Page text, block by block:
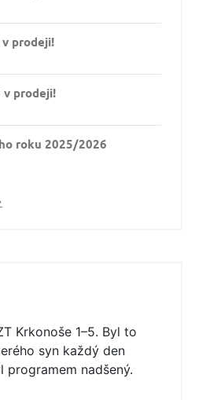
prodeji!
v prodeji!
roku 2025/2026
Krkonoše 1–5. Byl to
syn každý den
programem nadšený.